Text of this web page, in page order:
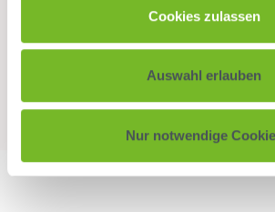
Cookies zulassen
Auswahl erlauben
Nur notwendige
Arbeit - so haben wir gefeiert
Mehr erfahren